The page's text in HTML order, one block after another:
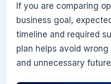
If you are comparing
business goal,
timeline and required
plan helps avoid
and unnecessary